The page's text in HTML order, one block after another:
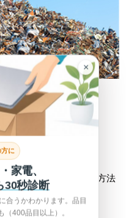
不適切処理
HPへ >
い為にも、正しい回収方法
×
に
家電、
30秒診断
合うかわかります。品目
400品目以上）。